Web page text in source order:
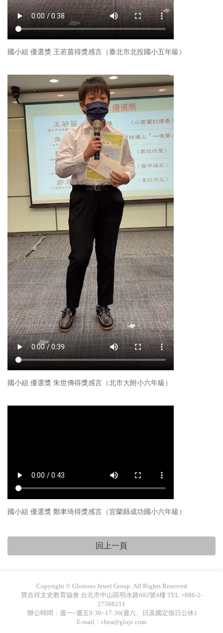
國小組 優選獎 王若茵得獎感言（臺北市北投國小五年級）
國小組 優選獎 朱世傳得獎感言（北市大附小六年級）
國小組 優選獎 鄭聿琦得獎感言（宜蘭縣成功國小六年級）
Copyright © Glorious Jewel Group. All Rights Reserved
寶吉祥文史教育協會 台北市中山區明水路602號4樓 TEL:+886-2-
27588211
辦公時間：週一~週五9:30~17:30(週六、日及國定假日公休)
E-mail：chea@gloje.com